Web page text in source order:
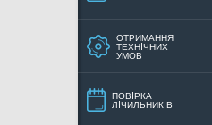
ОТРИМАННЯ
ТЕХНIЧНИХ
УМОВ
ПОВIРКА
ЛIЧИЛЬНИКIВ